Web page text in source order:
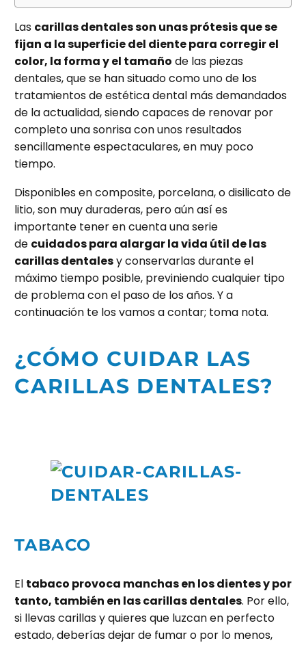
Las carillas dentalesson unas prótesis que se
fijan a la superficie del diente para corregir el
color, la forma y el tamaño de las piezas
dentales, que se han situado como uno de los
tratamientos de estética dental más demandados
de la actualidad, siendo capaces de renovar por
completo una sonrisa con unos resultados
sencillamente espectaculares, en muy poco
tiempo.
Disponibles en composite, porcelana, o disilicato de
litio, son muy duraderas, pero aún así es
importante tener en cuenta una serie
de cuidados para alargar la vida útil de las
carillas dentalesy conservarlas durante el
máximo tiempo posible, previniendo cualquier tipo
de problema con el paso de los años. Y a
continuación te los vamos a contar; toma nota.
¿CÓMO CUIDAR LAS
CARILLAS DENTALES?
TABACO
El tabaco provoca manchas en los dientes y por
tanto, también en las carillas dentales. Por ello,
si llevas carillas y quieres que luzcan en perfecto
estado, deberías dejar de fumar o por lo menos,